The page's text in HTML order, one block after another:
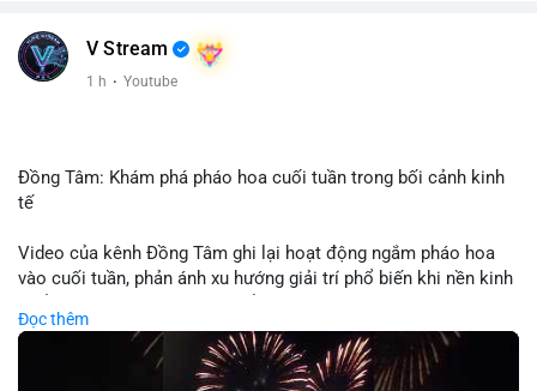
V Stream
1 h · Youtube
Đồng Tâm: Khám phá pháo hoa cuối tuần trong bối cảnh kinh
tế
Video của kênh Đồng Tâm ghi lại hoạt động ngắm pháo hoa
vào cuối tuần, phản ánh xu hướng giải trí phổ biến khi nền kinh
trải nghiệm hơn là đầu tư vào tài sản vật chất. Trong bối cảnh
lãi suất ổn định và thị trường crypto ổn định, hoạt động giải trí
như vậy thường tăng trưởng khi người dân có khả năng chi
Đọc thêm